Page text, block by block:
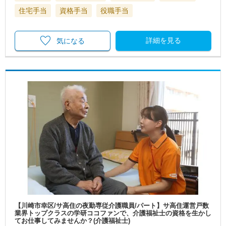
住宅手当 資格手当 役職手当
詳細を見る
気になる
【川崎市幸区/サ高住の夜勤専従介護職員/パート】サ高住運営戸数
業界トップクラスの学研ココファンで、介護福祉士の資格を生かし
てお仕事してみませんか？(介護福祉士)